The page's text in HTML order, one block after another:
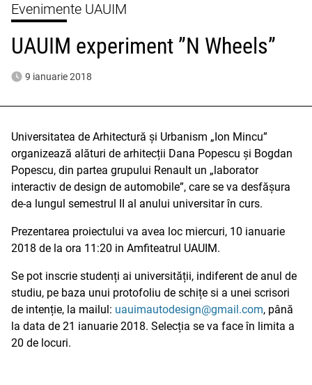
Evenimente UAUIM
UAUIM experiment ”N Wheels”
9 ianuarie 2018
Universitatea de Arhitectură și Urbanism „Ion Mincu”
organizează alături de arhitecții Dana Popescu și Bogdan
Popescu, din partea grupului Renault un „laborator
interactiv de design de automobile”, care se va desfășura
de-a lungul semestrul II al anului universitar în curs.
Prezentarea proiectului va avea loc miercuri, 10 ianuarie
2018 de la ora 11:20 in Amfiteatrul UAUIM.
Se pot inscrie studenți ai universității, indiferent de anul de
studiu, pe baza unui protofoliu de schițe si a unei scrisori
de intenție, la mailul: uauimautodesign@gmail.com, până
la data de 21 ianuarie 2018. Selecția se va face în limita a
20 de locuri.